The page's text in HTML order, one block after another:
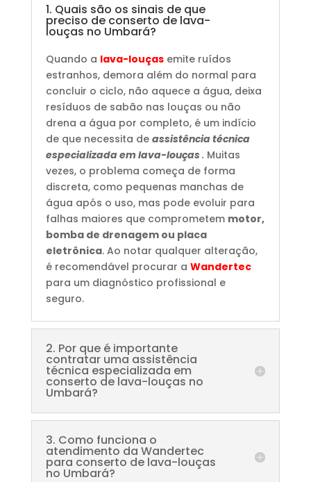
1. Quais são os sinais de que
preciso de conserto de lava-
louças no Umbará?
Quando a lava-louçasemite ruídos
estranhos, demora além do normal para
concluir o ciclo, não aquece a água, deixa
resíduos de sabão nas louças ou não
drena a água por completo, é um indício
de que necessita de assistência técnica
especializada em lava-louças . Muitas
vezes, o problema começa de forma
discreta, como pequenas manchas de
água após o uso, mas pode evoluir para
falhas maiores que comprometem motor,
bomba de drenagem ou placa
eletrônica. Ao notar qualquer alteração,
é recomendável procurar a Wandertec
para um diagnóstico profissional e
seguro.
2. Por que é importante
contratar uma assistência
técnica especializada em
conserto de lava-louças no
Umbará?
3. Como funciona o
atendimento da Wandertec
para conserto de lava-louças
no Umbará?